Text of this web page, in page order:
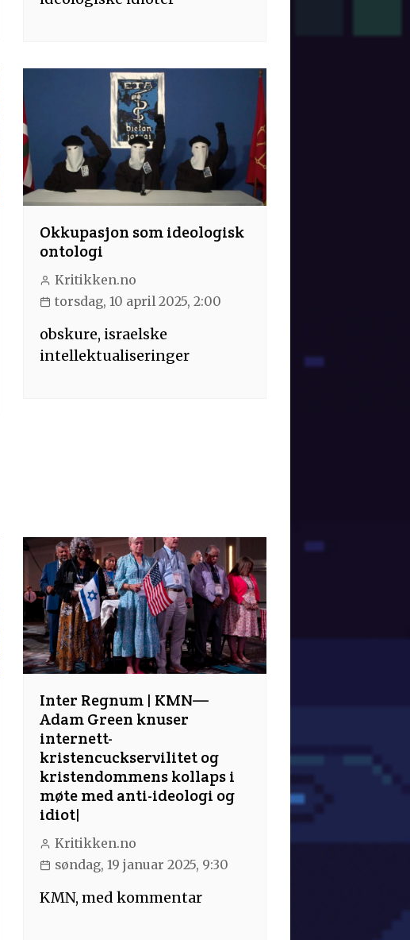
Okkupasjon som ideologisk
ontologi
Kritikken.no
torsdag, 10 april 2025, 2:00
obskure, israelske
intellektualiseringer
Inter Regnum | KMN—
Adam Green knuser
internett-
kristencuckservilitet og
kristendommens kollaps i
møte med anti-ideologi og
idiot|
Kritikken.no
søndag, 19 januar 2025, 9:30
KMN, med kommentar